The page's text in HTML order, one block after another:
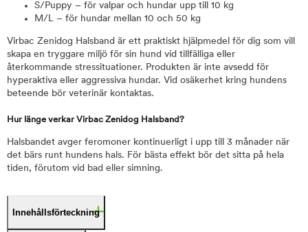
S/Puppy – för valpar och hundar upp till 10 kg
M/L – för hundar mellan 10 och 50 kg
Virbac Zenidog Halsband är ett praktiskt hjälpmedel för dig som vill
skapa en tryggare miljö för sin hund vid tillfälliga eller
återkommande stressituationer. Produkten är inte avsedd för
hyperaktiva eller aggressiva hundar. Vid osäkerhet kring hundens
beteende bör veterinär kontaktas.
Hur länge verkar Virbac Zenidog Halsband?
Halsbandet avger feromoner kontinuerligt i upp till 3 månader när
det bärs runt hundens hals. För bästa effekt bör det sitta på hela
tiden, förutom vid bad eller simning.
Innehållsförteckning